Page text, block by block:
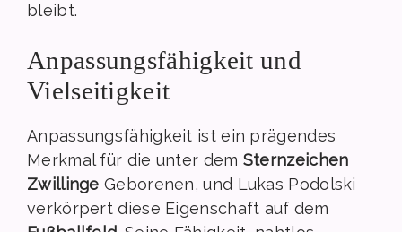
bleibt.
Anpassungsfähigkeit und
Vielseitigkeit
Anpassungsfähigkeit ist ein prägendes
Merkmal für die unter dem Sternzeichen
Zwillinge Geborenen, und Lukas Podolski
verkörpert diese Eigenschaft auf dem